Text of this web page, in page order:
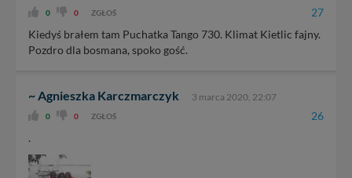
0 0 ZGŁOŚ 27
Kiedyś brałem tam Puchatka Tango 730. Klimat Kietlic fajny.
Pozdro dla bosmana, spoko gość.
~ Agnieszka Karczmarczyk 3 marca 2020, 22:07
0 0 ZGŁOŚ 26
.